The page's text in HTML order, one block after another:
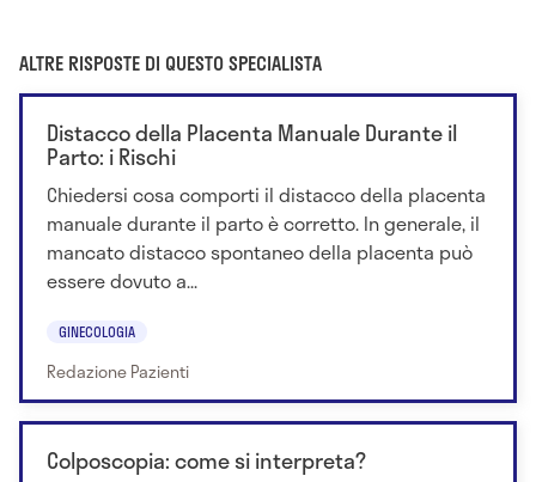
ALTRE RISPOSTE DI QUESTO SPECIALISTA
Distacco della Placenta Manuale Durante il
Parto: i Rischi
Chiedersi cosa comporti il distacco della placenta
manuale durante il parto è corretto. In generale, il
mancato distacco spontaneo della placenta può
essere dovuto a...
GINECOLOGIA
Redazione Pazienti
Colposcopia: come si interpreta?